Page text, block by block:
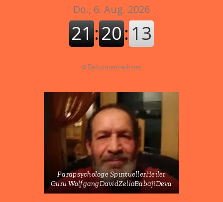
©Zeitzonenrechner
Parapsychologe SpirituellerHeiler
Guru WolfgangDavidZelloBabajiDeva